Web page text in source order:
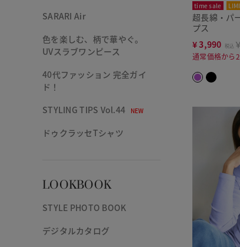
SARARI Air
色を楽しむ、柄で華やぐ。
UVスラブワンピース
40代ファッション 完全ガイ
ド！
STYLING TIPS Vol.44
NEW
ドゥクラッセTシャツ
LOOKBOOK
STYLE PHOTO BOOK
デジタルカタログ
time sale
超長綿・パ
プス
¥3,990 税込
通常価格から